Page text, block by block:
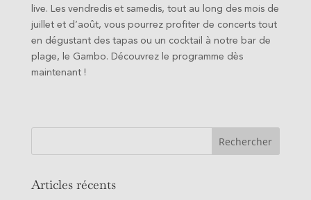
live. Les vendredis et samedis, tout au long des mois de
juillet et d’août, vous pourrez profiter de concerts tout
en dégustant des tapas ou un cocktail à notre bar de
plage, le Gambo. Découvrez le programme dès
maintenant !
Articles récents